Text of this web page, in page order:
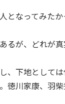
となってみた
るが、どれが真
、下地として
徳川家康、羽